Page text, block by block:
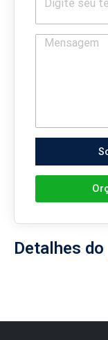
Detalhes